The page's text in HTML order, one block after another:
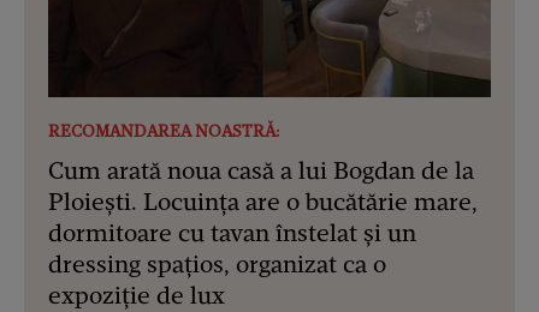
RECOMANDAREA NOASTRĂ:
Cum arată noua casă a lui Bogdan de la
Ploiești. Locuința are o bucătărie mare,
dormitoare cu tavan înstelat și un
dressing spațios, organizat ca o
expoziție de lux